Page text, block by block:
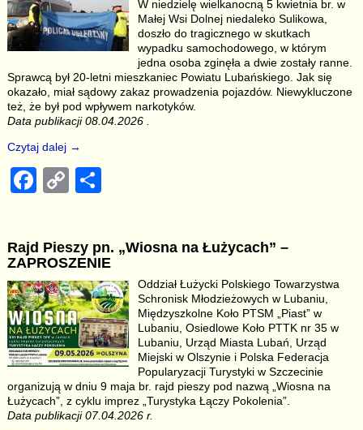
o
o
k
n
k
W niedzielę wielkanocną 5 kwietnia br. w
Małej Wsi Dolnej niedaleko Sulikowa,
doszło do tragicznego w skutkach
wypadku samochodowego, w którym
jedna osoba zginęła a dwie zostały ranne.
Sprawcą był 20-letni mieszkaniec Powiatu Lubańskiego. Jak się
okazało, miał sądowy zakaz prowadzenia pojazdów. Niewykluczone
też, że był pod wpływem narkotyków.
Data publikacji 08.04.2026 .
Czytaj dalej →
F
e
b
o
o
k
C
y
Li
n
k
S
e
Rajd Pieszy pn. „Wiosna na Łużycach” –
ZAPROSZENIE
Oddział Łużycki Polskiego Towarzystwa
Schronisk Młodzieżowych w Lubaniu,
Międzyszkolne Koło PTSM „Piast” w
Lubaniu, Osiedlowe Koło PTTK nr 35 w
Lubaniu, Urząd Miasta Lubań, Urząd
Miejski w Olszynie i Polska Federacja
Popularyzacji Turystyki w Szczecinie
organizują w dniu 9 maja br. rajd pieszy pod nazwą „Wiosna na
Łużycach”, z cyklu imprez „Turystyka Łączy Pokolenia”.
Data publikacji 07.04.2026 r.